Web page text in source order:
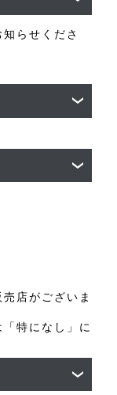
らせくださ
店がございま
特になし」に